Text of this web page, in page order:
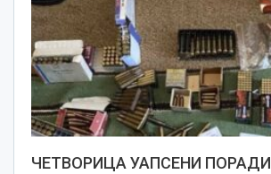
ЧЕТВОРИЦА УАПСЕНИ ПОРАДИ